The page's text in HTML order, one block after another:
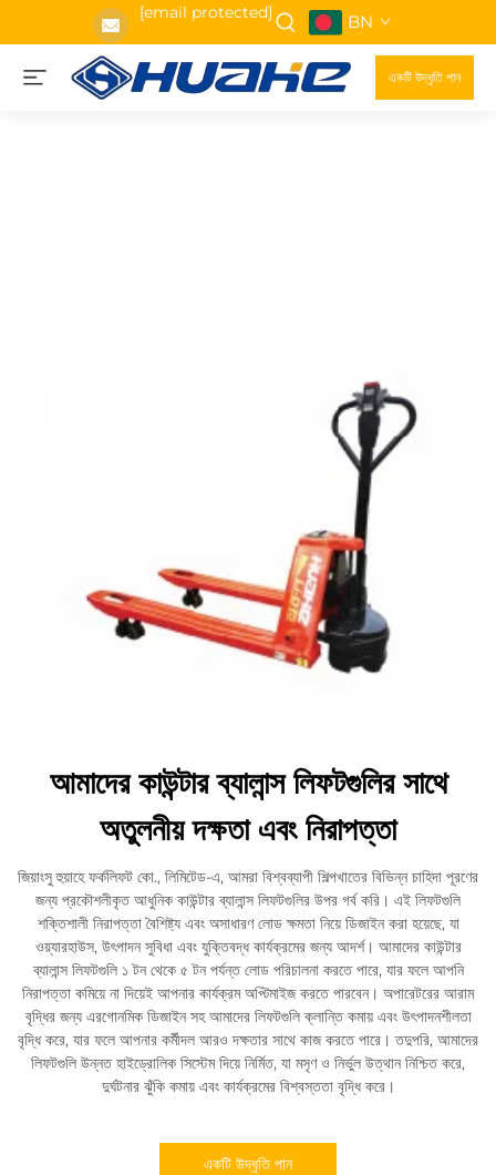
[email protected] BN
একটি উদ্ধৃতি পান
আমাদের কাউন্টার ব্যালান্স লিফটগুলির সাথে
অতুলনীয় দক্ষতা এবং নিরাপত্তা
জিয়াংসু হুয়াহে ফর্কলিফট কো., লিমিটেড-এ, আমরা বিশ্বব্যাপী শিল্পখাতের বিভিন্ন চাহিদা পূরণের
জন্য প্রকৌশলীকৃত আধুনিক কাউন্টার ব্যালান্স লিফটগুলির উপর গর্ব করি। এই লিফটগুলি
শক্তিশালী নিরাপত্তা বৈশিষ্ট্য এবং অসাধারণ লোড ক্ষমতা নিয়ে ডিজাইন করা হয়েছে, যা
ওয়্যারহাউস, উৎপাদন সুবিধা এবং যুক্তিবদ্ধ কার্যক্রমের জন্য আদর্শ। আমাদের কাউন্টার
ব্যালান্স লিফটগুলি ১ টন থেকে ৫ টন পর্যন্ত লোড পরিচালনা করতে পারে, যার ফলে আপনি
নিরাপত্তা কমিয়ে না দিয়েই আপনার কার্যক্রম অপ্টিমাইজ করতে পারবেন। অপারেটরের আরাম
বৃদ্ধির জন্য এরগোনমিক ডিজাইন সহ আমাদের লিফটগুলি ক্লান্তি কমায় এবং উৎপাদনশীলতা
বৃদ্ধি করে, যার ফলে আপনার কর্মীদল আরও দক্ষতার সাথে কাজ করতে পারে। তদুপরি, আমাদের
লিফটগুলি উন্নত হাইড্রোলিক সিস্টেম দিয়ে নির্মিত, যা মসৃণ ও নির্ভুল উত্থান নিশ্চিত করে,
দুর্ঘটনার ঝুঁকি কমায় এবং কার্যক্রমের বিশ্বস্ততা বৃদ্ধি করে।
একটি উদ্ধৃতি পান